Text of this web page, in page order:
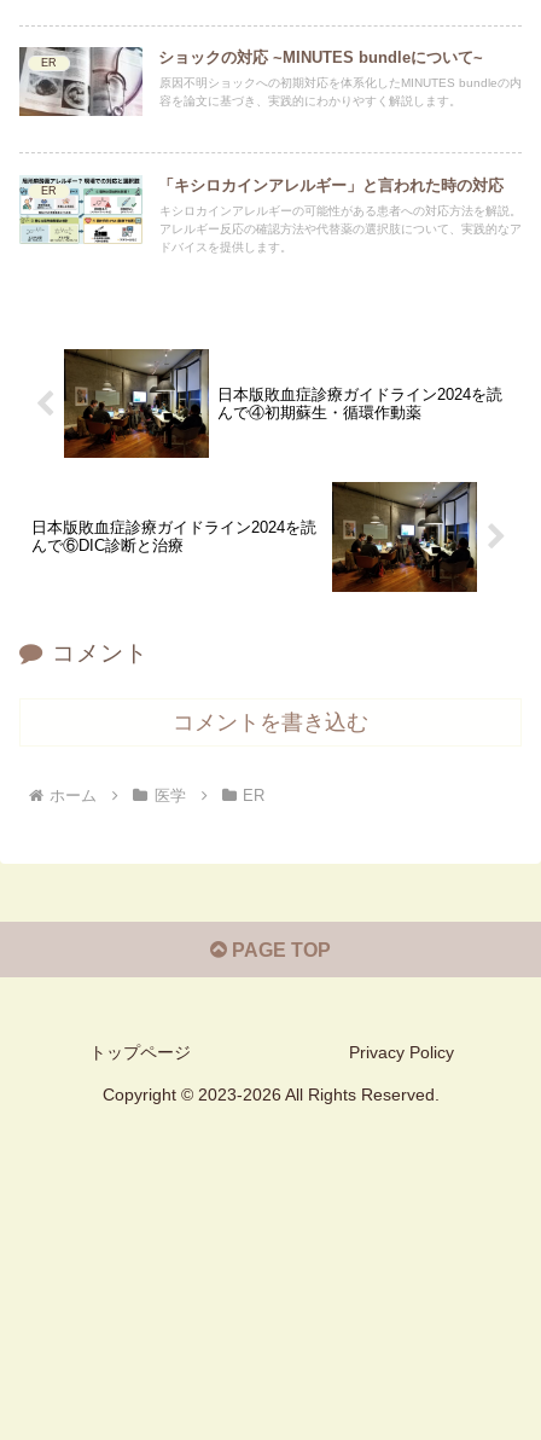
ER ショックの対応 ~MINUTES bundleについて~
原因不明ショックへの初期対応を体系化したMINUTES bundleの内
容を論文に基づき、実践的にわかりやすく解説します。
ER 「キシロカインアレルギー」と言われた時の対応
キシロカインアレルギーの可能性がある患者への対応方法を解説。
アレルギー反応の確認方法や代替薬の選択肢について、実践的なア
ドバイスを提供します。
日本版敗血症診療ガイドライン2024を読
んで④初期蘇生・循環作動薬
日本版敗血症診療ガイドライン2024を読
んで⑥DIC診断と治療
コメント
コメントを書き込む
ホーム 医学 ER
PAGE TOP
トップページ Privacy Policy
Copyright © 2023-2026 All Rights Reserved.